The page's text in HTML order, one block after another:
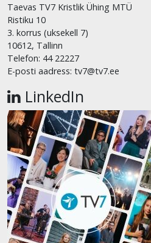
Taevas TV7 Kristlik Ühing MTÜ
Ristiku 10
3. korrus (uksekell 7)
10612, Tallinn
Telefon: 44 22227
E-posti aadress: tv7@tv7.ee
LinkedIn